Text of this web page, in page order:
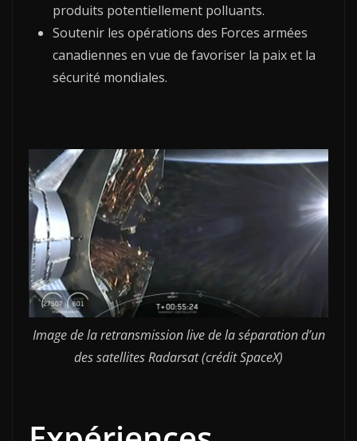
produits potentiellement polluants.
Soutenir les opérations des Forces armées
canadiennes en vue de favoriser la paix et la
sécurité mondiales.
Image de la retransmission live de la séparation d’un
des satellites Radarsat (crédit SpaceX)